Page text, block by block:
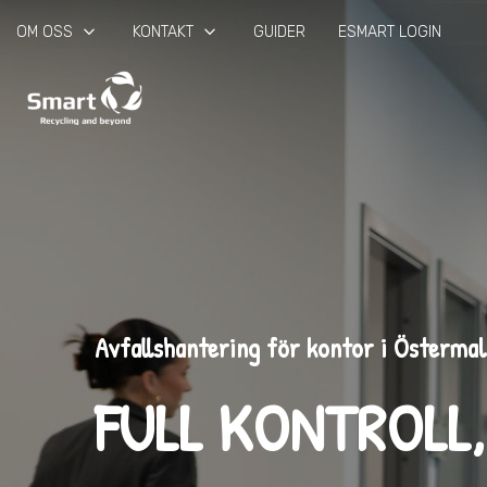
OM OSS keyboard_arrow_down KONTAKT keyboard_arrow_down GUIDER ESMART LOGIN
Avfallshantering för kontor i
FULL